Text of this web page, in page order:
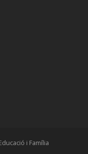
i Família